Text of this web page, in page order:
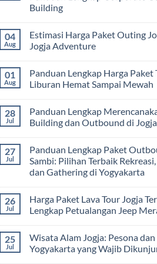
Gathering
2026:
Panduan
Lengkap
dan
Tips
Memilih
Building
on
Itinerary
Outbound
Hari
2
Malam:
Corporate
Gathering
&
04
Aug
Estimasi Harga Paket Outing
Jogja Adventure
on
Estimasi
Harga
Jogja
2026
–
Adventure
01
Aug
Panduan Lengkap Harga Paket
Liburan Hemat Sampai Mewah
on
Panduan
Lengkap
Trip
Jogja
2026:
Liburan
Mewah
28
Jul
Panduan Lengkap
Building dan Outbound di Jogja
on
Panduan
Lengkap
Merencanakan
Building
dan
Outbound
27
Jul
Panduan Lengkap Paket
Sambi: Pilihan Terbaik
dan Gathering di Yogyakarta
on
Panduan
Lengkap
Ledok
Sambi:
Pilihan
26
Jul
Harga Paket Lava Tour Jogja
Lengkap Petualangan Jeep
on
Harga
Paket
25
Jul
Wisata Alam Jogja: Pesona
Yogyakarta yang Wajib